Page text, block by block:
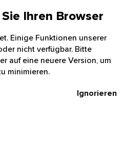
Ihren Browser
Einige Funktionen unserer
nicht verfügbar. Bitte
auf eine neuere Version, um
minimieren.
Ignorieren